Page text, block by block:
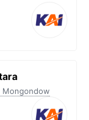
Mongondow